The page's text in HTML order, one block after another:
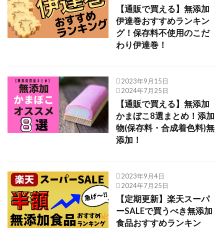
【通販で買える】無添加
伊達巻おすすめランキン
グ！保存料不使用のこだ
わり伊達巻！
2023年9月15日
2024年7月25日
【通販で買える】無添加
かまぼこ8選まとめ！添加
物(保存料・合成着色料)無
添加！
2023年9月4日
2024年7月25日
【定期更新】楽天スーパ
ーSALEで買うべき無添加
食品おすすめランキン